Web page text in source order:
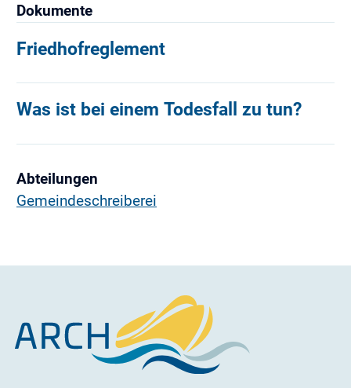
Dokumente
Friedhofreglement
Was ist bei einem Todesfall zu tun?
Abteilungen
Gemeindeschreiberei